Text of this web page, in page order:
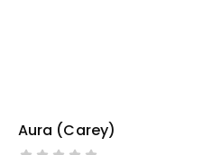
Aura (carey)